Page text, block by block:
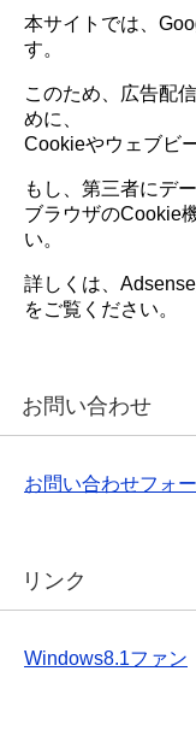
本サイトでは、
す。
このため、広告配
めに、
Cookieやウェブビ
もし、第三者にデ
ブラウザのCookie
い。
詳しくは、Adsense
をご覧ください。
お問い合わせ
お問い合わせフォ
リンク
Windows8.1ファン